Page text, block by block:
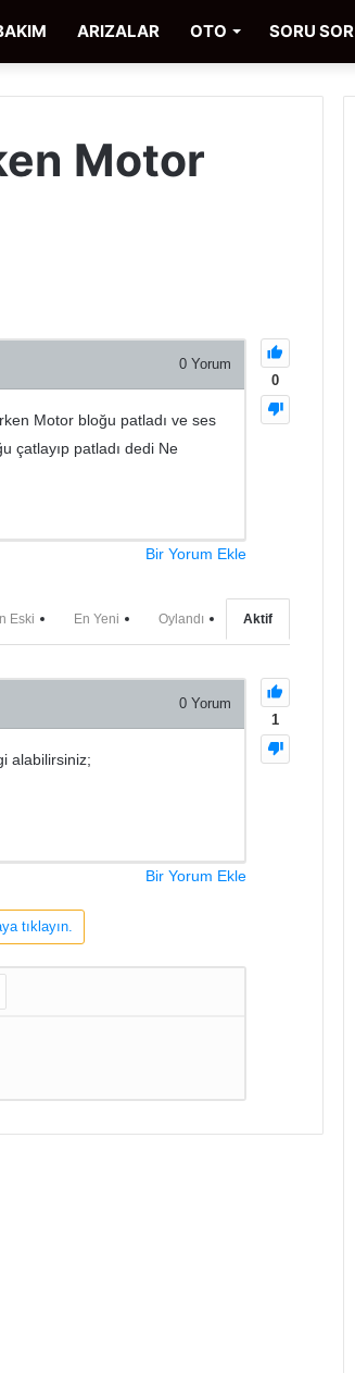
ARIZALAR OTO SORU SOR
Motor
0
0 Yorum
Motor bloğu patladı ve ses
çatlayıp patladı dedi Ne
Bir Yorum Ekle
Aktif
Oylandı
En Yeni
Eski
1
0 Yorum
alabilirsiniz;
Bir Yorum Ekle
tıklayın.